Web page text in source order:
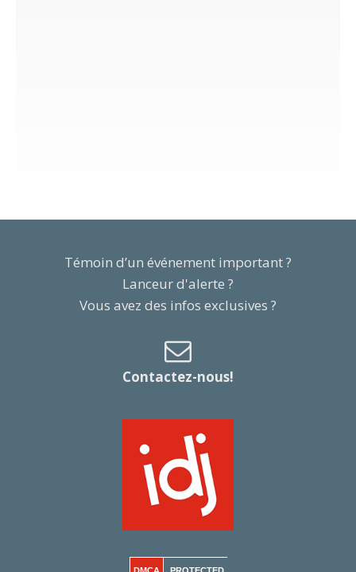
Témoin d’un événement important ?
Lanceur d'alerte ?
Vous avez des infos exclusives ?
Contactez-nous!